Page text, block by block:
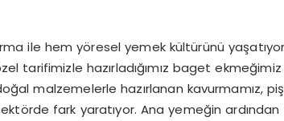
ile hem yöresel yemek kültürünü
tarifimizle hazırladığımız baget
malzemelerle hazırlanan kavurmamız,
fark yaratıyor. Ana yemeğin